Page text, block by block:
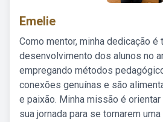
Emelie
Como mentor, minha dedicação é
desenvolvimento dos alunos no
empregando métodos
conexões genuínas e são
e paixão. Minha missão é
sua jornada para se tornarem